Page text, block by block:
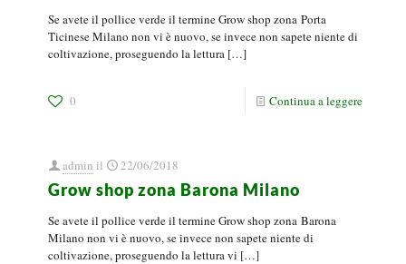
Se avete il pollice verde il termine Grow shop zona Porta
Ticinese Milano non vi è nuovo, se invece non sapete niente di
coltivazione, proseguendo la lettura […]
0 Continua a leggere
admin il 22/06/2018
Grow shop zona Barona Milano
Se avete il pollice verde il termine Grow shop zona Barona
Milano non vi è nuovo, se invece non sapete niente di
coltivazione, proseguendo la lettura vi […]